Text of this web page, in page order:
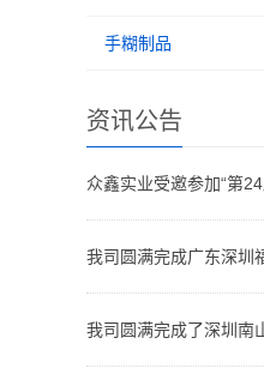
手糊制品
资讯公告